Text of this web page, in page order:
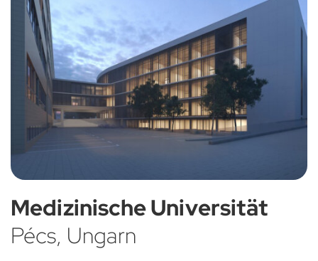
Medizinische Universität
Pécs, Ungarn